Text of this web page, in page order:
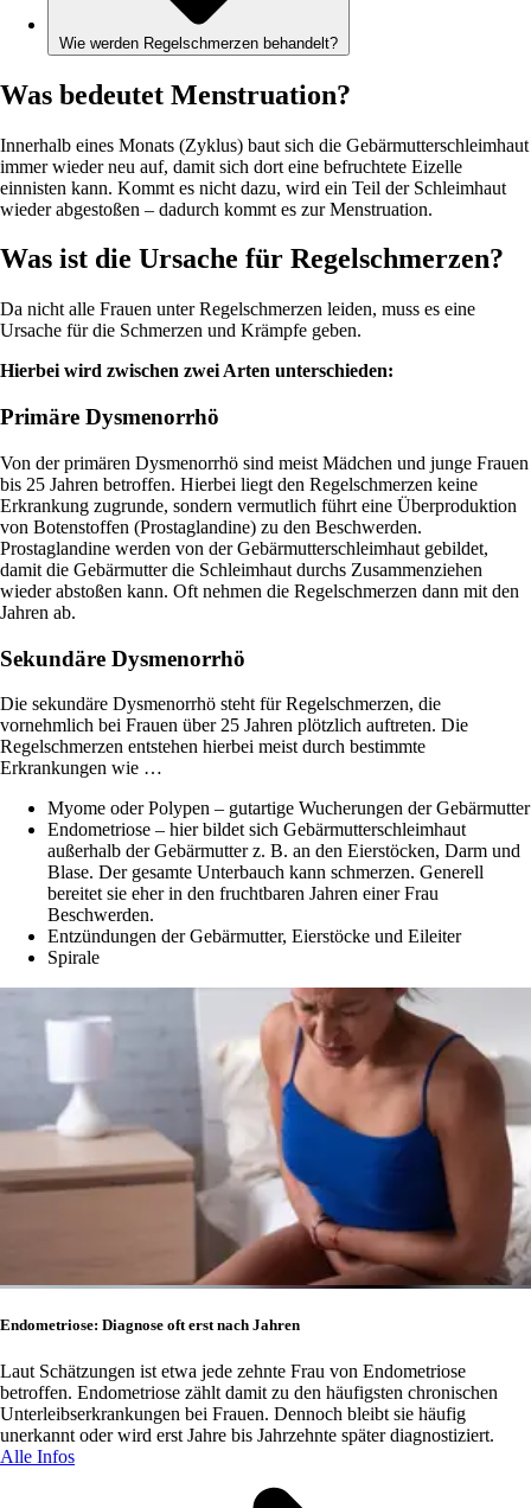
Wie werden Regelschmerzen behandelt?
Was bedeutet Menstruation?
Innerhalb eines Monats (Zyklus) baut sich die Gebärmutterschleimhaut
immer wieder neu auf, damit sich dort eine befruchtete Eizelle
einnisten kann. Kommt es nicht dazu, wird ein Teil der Schleimhaut
wieder abgestoßen – dadurch kommt es zur Menstruation.
Was ist die Ursache für Regelschmerzen?
Da nicht alle Frauen unter Regelschmerzen leiden, muss es eine
Ursache für die Schmerzen und Krämpfe geben.
Hierbei wird zwischen zwei Arten unterschieden:
Primäre Dysmenorrhö
Von der primären Dysmenorrhö sind meist Mädchen und junge Frauen
bis 25 Jahren betroffen. Hierbei liegt den Regelschmerzen keine
Erkrankung zugrunde, sondern vermutlich führt eine Überproduktion
von Botenstoffen (Prostaglandine) zu den Beschwerden.
Prostaglandine werden von der Gebärmutterschleimhaut gebildet,
damit die Gebärmutter die Schleimhaut durchs Zusammenziehen
wieder abstoßen kann. Oft nehmen die Regelschmerzen dann mit den
Jahren ab.
Sekundäre Dysmenorrhö
Die sekundäre Dysmenorrhö steht für Regelschmerzen, die
vornehmlich bei Frauen über 25 Jahren plötzlich auftreten. Die
Regelschmerzen entstehen hierbei meist durch bestimmte
Erkrankungen wie …
Myome oder Polypen – gutartige Wucherungen der Gebärmutter
Endometriose – hier bildet sich Gebärmutterschleimhaut
außerhalb der Gebärmutter z. B. an den Eierstöcken, Darm und
Blase. Der gesamte Unterbauch kann schmerzen. Generell
bereitet sie eher in den fruchtbaren Jahren einer Frau
Beschwerden.
Entzündungen der Gebärmutter, Eierstöcke und Eileiter
Spirale
Endometriose: Diagnose oft erst nach Jahren
Laut Schätzungen ist etwa jede zehnte Frau von Endometriose
betroffen. Endometriose zählt damit zu den häufigsten chronischen
Unterleibserkrankungen bei Frauen. Dennoch bleibt sie häufig
unerkannt oder wird erst Jahre bis Jahrzehnte später diagnostiziert.
Alle Infos